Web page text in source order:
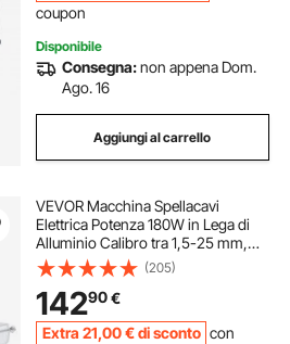
coupon
Disponibile
Consegna:non appena Dom.
Ago. 16
Aggiungi al carrello
VEVOR Macchina Spellacavi
Elettrica Potenza 180W in Lega di
Alluminio Calibro tra 1,5-25 mm,
Macchinetta Spellafili Elettrica per
Cablaggio Cavi Elettrici 27 x 31 x
30cm, Macchina Elettrica Spellacavi
(205)
14290€
Extra 21,00 €di sconto con